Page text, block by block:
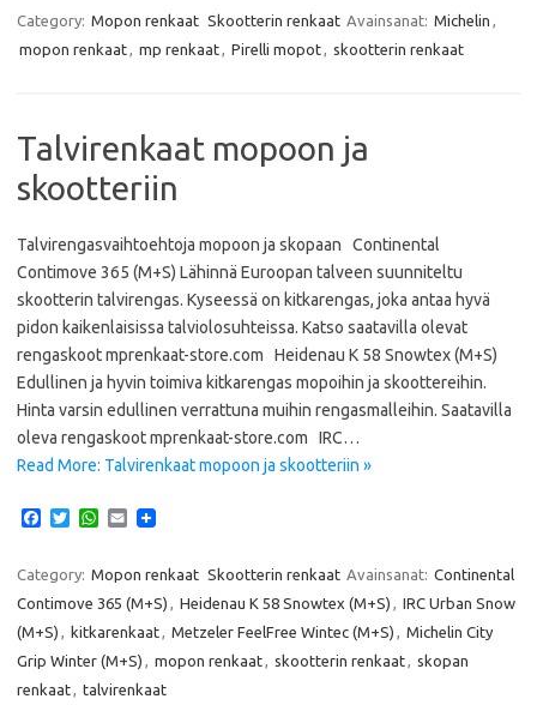
e
o
t
e
t
A
i
Category: Mopon renkaat Skootterin renkaat Avainsanat: Michelin ,
mopon renkaat, mp renkaat, Pirelli mopot, skootterin renkaat
Talvirenkaat mopoon ja
skootteriin
Talvirengasvaihtoehtoja mopoon ja skopaan Continental
Contimove 365 (M+S) Lähinnä Euroopan talveen suunniteltu
skootterin talvirengas. Kyseessä on kitkarengas, joka antaa hyvä
pidon kaikenlaisissa talviolosuhteissa. Katso saatavilla olevat
rengaskoot mprenkaat-store.com Heidenau K 58 Snowtex (M+S)
Edullinen ja hyvin toimiva kitkarengas mopoihin ja skoottereihin.
Hinta varsin edullinen verrattuna muihin rengasmalleihin. Saatavilla
oleva rengaskoot mprenkaat-store.com IRC…
Read More: Talvirenkaat mopoon ja skootteriin »
e
b
o
o
T
t
e
r
W
t
s
A
p
p
E
i
l
Category: Mopon renkaat Skootterin renkaat Avainsanat: Continental
Contimove 365 (M+S) , Heidenau K 58 Snowtex (M+S) , IRC Urban Snow
(M+S) , kitkarenkaat, Metzeler FeelFree Wintec (M+S) , Michelin City
Grip Winter (M+S) , mopon renkaat, skootterin renkaat, skopan
renkaat, talvirenkaat